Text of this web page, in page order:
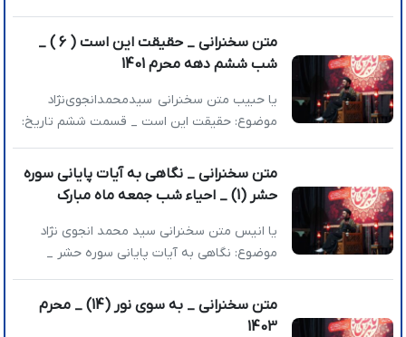
خدا بی‌نهایت است »انواع معرفی خدا در ادیان
الهی »خدا پر از تلورانس و تغییر است و کاملاً با
شخص هماهنگ می‌شود »ما نمی‌توانیم خدا را
بشناسیم چون خدا بی‌نهایت است امشب در ادامه
[…]
متن سخنرانی _ حقیقت این است ( 6 ) _
شب ششم دهه محرم 1401
یا حبیب متن سخنرانی سیدمحمدانجوی‌نژاد
موضوع: حقیقت این است _ قسمت ششم تاریخ:
نسبت‌به زندگی »سرفصل‌های لذت‌های دنیا از دید
خداناباوران »جاودانگی؛ گمشده بشر »بررسی انواع
نگرش نسبت‌به زندگی در ادامه بحث حقیقت این
است امشب به بحث حقیقت زندگی نگاهی
می‌کنیم. خیلی کاری به تاریخ نگاه […]
متن سخنرانی _ نگاهی به آیات پایانی سوره
حشر (1) _ احیاء شب جمعه ماه مبارک
یا انیس متن سخنرانی سید محمد انجوی نژاد
موضوع: نگاهی به آیات پایانی سوره حشر _
سخنرانی: » چگونه می‌توانیم وارد حیات روحانی
شویم؟ » آن زمانی که قدرت گناه کردن نداری،
متن سخنرانی _ به سوی نور (14) _ محرم
1403